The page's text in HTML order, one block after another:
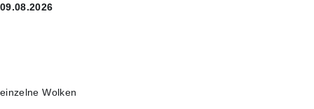
09.08.2026
einzelne Wolken